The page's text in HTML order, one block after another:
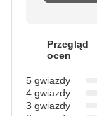
Przegląd
ocen
5 gwiazdy
4 gwiazdy
3 gwiazdy